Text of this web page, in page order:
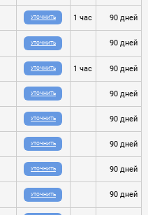
УТОЧНИТЬ 1 час 90 дней
УТОЧНИТЬ 90 дней
УТОЧНИТЬ 1 час 90 дней
УТОЧНИТЬ 90 дней
УТОЧНИТЬ 90 дней
УТОЧНИТЬ 90 дней
УТОЧНИТЬ 90 дней
УТОЧНИТЬ 90 дней